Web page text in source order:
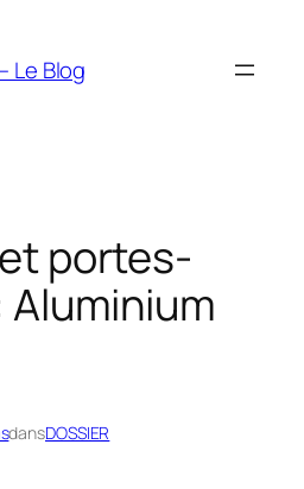
Le Blog
portes-
dansDOSSIER